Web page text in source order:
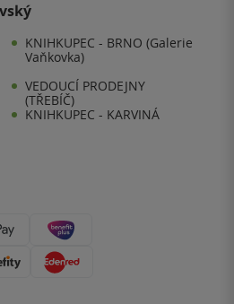
KNIHKUPEC - BRNO (Galerie
Vaňkovka)
VEDOUCÍ PRODEJNY
(TŘEBÍČ)
KNIHKUPEC - KARVINÁ